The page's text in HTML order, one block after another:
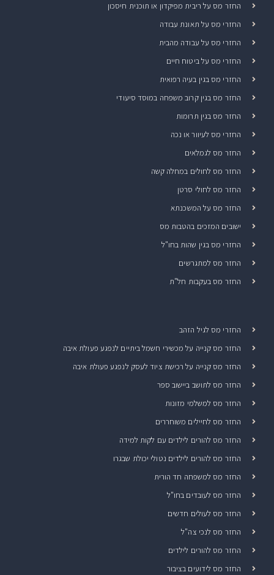
החזר מס על ריבית מפיקדון או תוכנית חיסכון
החזרי מס על תאונת עבודה
החזרי מס על עבודה מהבית
החזרי מס על ביטוח חיים
החזרי מס בגין בעיה רפואית
החזר מס בגין קרוב משפחה במוסד סיעודי
החזר מס בגין תרומות
החזרי מס לעיוור או נכה
החזר מס לגמלאים
החזר מס לחולים במחלה קשה
החזר מס לחולי סרטן
החזר מס על המשכנתא
ישובים המזכים בהטבות מס
החזרי מס בגין שהות בחו"ל
החזר מס למתגרשים
החזר מס בעקבות חל"ת
החזרי מס לגיל הזהב
החזר מס קנייה על מכשירי חשמל ביתיים לנפגע פעולת איבה
החזר מס קנייה על רכישת ציוד לעסק לנפגע פעולת איבה
החזר מס לתושב ביישוב ספר
החזר מס למשלמי מזונות
החזר מס לחיילים משוחררים
החזר מס להורים לילדים עם לקות למידה
החזר מס להורים לילדים נטולי יכולת שבגרו
החזר מס למשפחה חד הורית
החזר מס לעובדים בחו"ל
החזר מס לעולים חדשים
החזר מס לנכי צה"ל
החזר מס להורים לילדים
החזר מס לידועים בציבור